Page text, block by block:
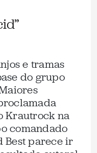
e tramas
do grupo
Krautrock na
comandado
Best parece ir